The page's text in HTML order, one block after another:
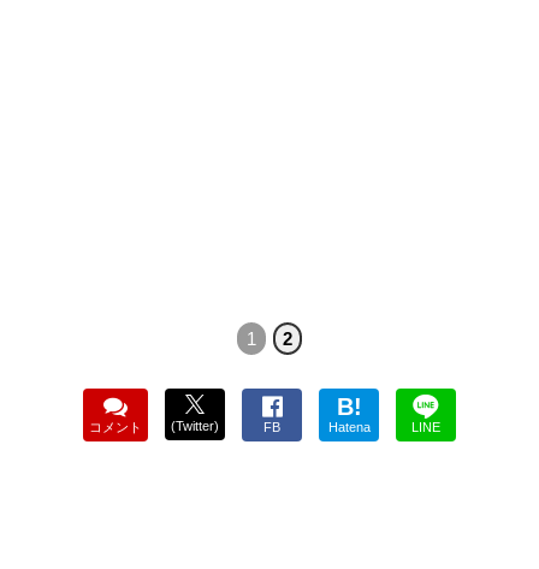
1 2
コメント (Twitter) FB
B!
Hatena LINE